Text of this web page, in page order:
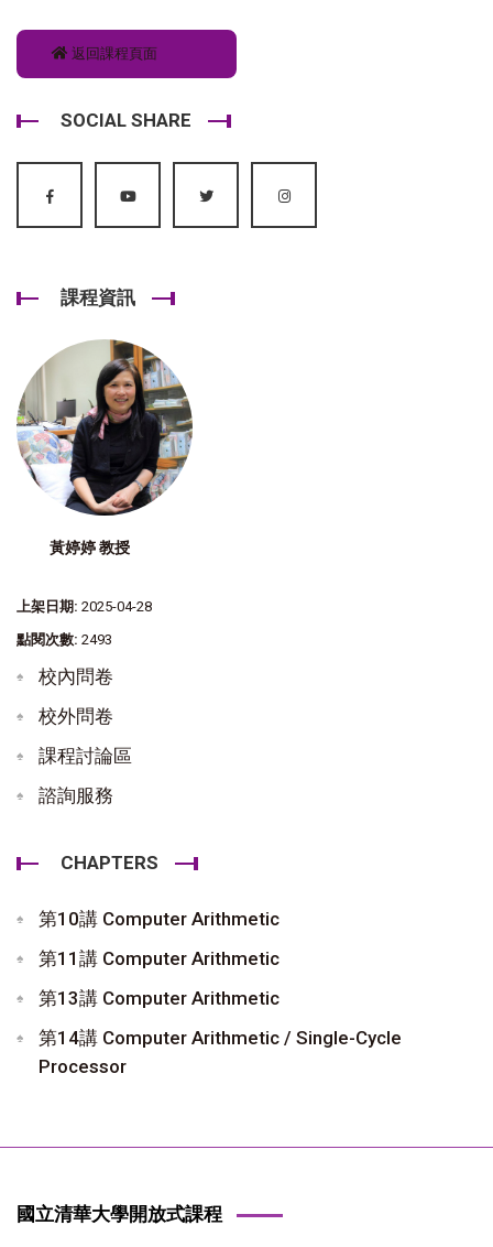
返回課程頁面
SOCIAL SHARE
課程資訊
黃婷婷 教授
上架日期: 2025-04-28
點閱次數: 2493
校內問卷
校外問卷
課程討論區
諮詢服務
CHAPTERS
第10講 Computer Arithmetic
第11講 Computer Arithmetic
第13講 Computer Arithmetic
第14講 Computer Arithmetic / Single-Cycle
Processor
國立清華大學開放式課程